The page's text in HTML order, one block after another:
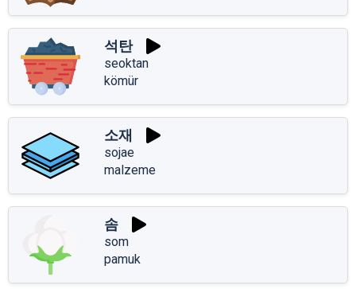
석탄
seoktan
kömür
소재
sojae
malzeme
솜
som
pamuk